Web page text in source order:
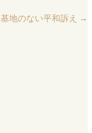
地のない平和訴え →